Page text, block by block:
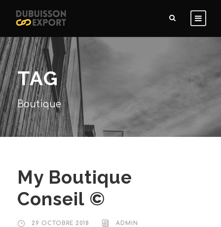
TAG
Boutique
My Boutique
Conseil ©
29 OCTOBRE 2018
ADMIN